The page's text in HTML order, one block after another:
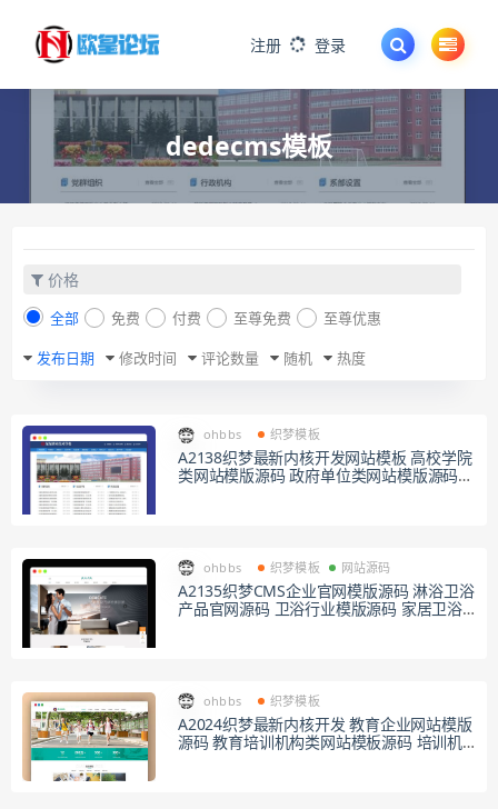
注册 登录
dedecms模板
价格
全部 免费 付费 至尊免费
至尊优惠
发布日期
修改时间 评论数量 随机 热度
ohbbs 织梦模板
A2138织梦最新内核开发网站模板 高校学院
类网站模版源码 政府单位类网站模版源码
ohbbs 织梦模板 网站源码
A2135织梦CMS企业官网模版源码 淋浴卫浴
产品官网源码 卫浴行业模版源码 家居卫浴
ohbbs 织梦模板
A2024织梦最新内核开发 教育企业网站模版
源码 教育培训机构类网站模板源码 培训机